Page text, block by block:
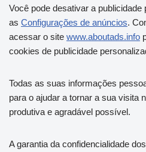
Você pode desativar a
as Configurações de anúncios.
acessar o site www.aboutads.info
cookies de publicidade
Todas as suas informações
para o ajudar a tornar a sua visita
produtiva e agradável possível.
A garantia da confidencialidade